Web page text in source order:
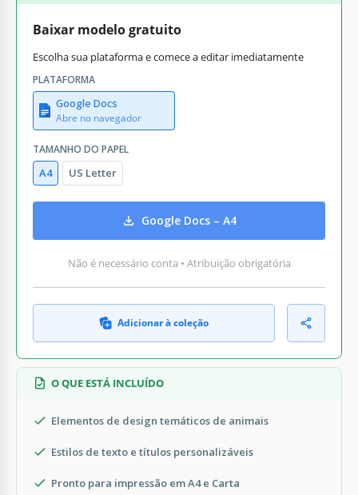
Baixar modelo gratuito
Escolha sua plataforma e comece a editar imediatamente
PLATAFORMA
Google Docs
Abre no navegador
TAMANHO DO PAPEL
A4 US Letter
Google Docs – A4
Não é necessário conta • Atribuição obrigatória
Adicionar à coleção
O QUE ESTÁ INCLUÍDO
Elementos de design temáticos de animais
Estilos de texto e títulos personalizáveis
Pronto para impressão em A4 e Carta